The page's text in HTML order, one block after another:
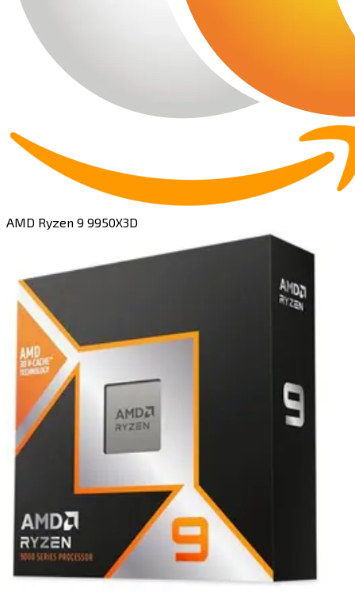
AMD Ryzen 9 9950X3D​​​​‌ ‍ ​‍​‍‌‍ ‌ ​‍‌‍‍‌‌‍‌ ‌‍‍‌‌‍ ‍​‍​‍​ ‍‍​‍​‍‌ ​ ‌‍​‌‌‍ ‍‌‍‍‌‌ ‌​‌ ‍‌​‍ ‍‌‍‍‌‌‍ ​‍​‍​‍ ​​‍​‍‌‍‍​‌ ​‍‌‍‌‌‌‍‌‍​‍​‍​ ‍‍​‍​‍​‍ ‌‍​‌‌‍‌​‌‍ ‌‌‍‍‌‌‍ ‍​‍ ‌‍‍‌‌‍ ‍‌ ‌​‌‍‌‌‌‍ ‍‌ ‌​​‍ ‌‍‌‌‌‍‌​‌‍‍‌‌ ‌​​‍ ‌‍ ‌‌‍ ‌‍‌​‌‍‌‌​ ‌‌ ​​‌ ​‍‌‍‌‌‌ ​ ‌‍‌‌‌‍ ‍‌ ‌​‌‍​‌‌ ‌​‌‍‍‌‌‍ ‌‍ ‍​ ‍ ‌‍‍‌‌‍‌​​ ‌​ ​‌​ ‍‌​ ‌‍​ ​‌​ ‌​‌‍​‌​ ‌‌‌‍​‌​‍ ‌​ ‍​​ ‍‌‌‍‌‌​ ‌ ​‍ ‌​ ‌​​ ‌​‌‍​ ​ ‍​​‍ ‌‌‍​‌‌‍​‍​ ​​‌‍‌‌​‍ ‌​ ‌‌‌‍‌​​ ‌ ‌‍‌‍‌‍‌‍‌‍‌‌​ ‍​​ ‌‍‌‍​ ​ ‌ ‌‍‌​​ ‌‍​ ‍ ‌ ‌​‌ ‍‌‌ ​​‌‍‌‌​ ‌‌‍​ ‌ ​​‌ ‌‌​ ‍ ‌ ​​‌‍​‌‌ ‌​‌‍‍​​ ‌‌‍ ‍‌‍​‌‌‍ ‌‌‍‌‌​ ‌‍​‍‌‍​‌‌ ​ ‌‍‌‌‌‌‌‌‌ ​‍‌‍ ​​ ‌​‍‌‌​ ​‍‌​‌‍‌‍​‌‌‍‌​‌‍ ‌‌‍‍‌‌‍ ‍​‍‌‍‌‍‍‌‌‍‌​​ ‌​ ​‌​ ‍‌​ ‌‍​ ​‌​ ‌​‌‍​‌​ ‌‌‌‍​‌​‍ ‌​ ‍​​ ‍‌‌‍‌‌​ ‌ ​‍ ‌​ ‌​​ ‌​‌‍​ ​ ‍​​‍ ‌‌‍​‌‌‍​‍​ ​​‌‍‌‌​‍ ‌​ ‌‌‌‍‌​​ ‌ ‌‍‌‍‌‍‌‍‌‍‌‌​ ‍​​ ‌‍‌‍​ ​ ‌ ‌‍‌​​ ‌‍​‍‌‍‌ ‌​‌ ‍‌‌ ​​‌‍‌‌​ ‌‌‍​ ‌ ​​‌ ‌‌​‍‌‍‌ ​​‌‍​‌‌ ‌​‌‍‍​​ ‌‌‍ ‍‌‍​‌‌‍ ‌‌‍‌‌​‍‌‍‌ ​​‌‍‌‌‌ ​‍‌ ​ ‌ ​​‌‍‌‌‌‍​ ‌ ‌​‌‍‍‌‌ ‌‍‌‍‌‌​ ‌‌ ​​‌ ‌‌‌‍​‍‌‍ ​‌‍‍‌‌ ​ ‌‍‍​‌‍‌‌‌‍‌​​‍​‍‌ ‌